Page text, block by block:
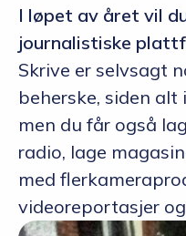
I løpet av året vil
journalistiske
Skrive er selvsagt
beherske, siden
men du får også
radio, lage
med
videoreportasjer